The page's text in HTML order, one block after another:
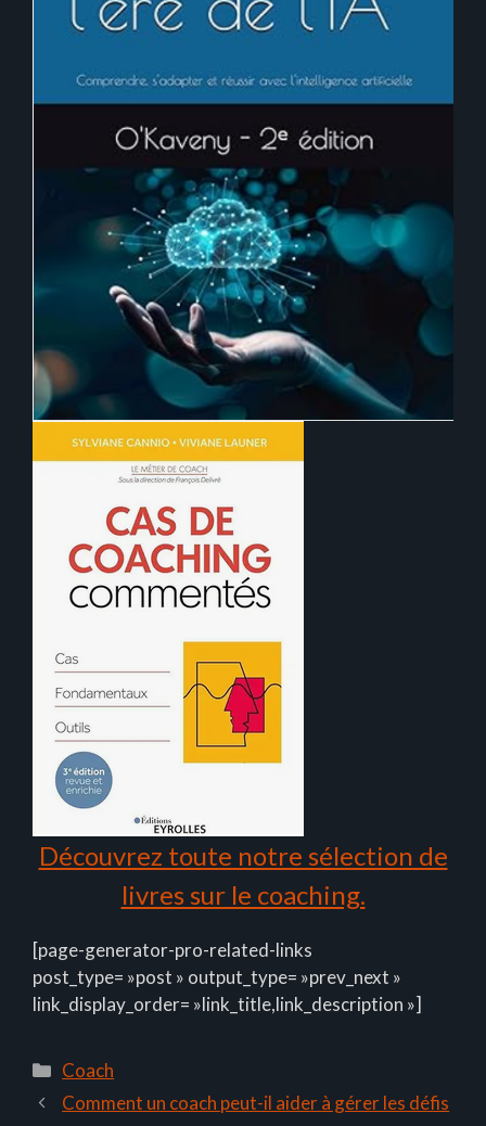
Découvrez toute notre sélection de
livres sur le coaching.
[page-generator-pro-related-links
post_type= »post » output_type= »prev_next »
link_display_order= »link_title,link_description »]
Catégories
Coach
Comment un coach peut-il aider à gérer les défis